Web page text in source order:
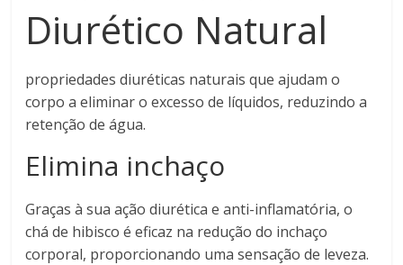
Diurético Natural
propriedades diuréticas naturais que ajudam o
corpo a eliminar o excesso de líquidos, reduzindo a
retenção de água.
Elimina inchaço
Graças à sua ação diurética e anti-inflamatória, o
chá de hibisco é eficaz na redução do inchaço
corporal, proporcionando uma sensação de leveza.